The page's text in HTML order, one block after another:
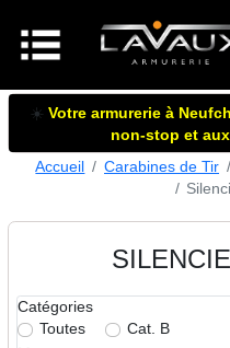
☀️ Votre armurerie à
non-stop et
Accueil
Carabines de Tir
Catégories
Toutes
Cat. B